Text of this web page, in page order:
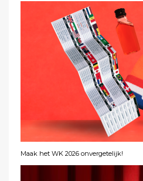
Maak het WK 2026 onvergetelijk!